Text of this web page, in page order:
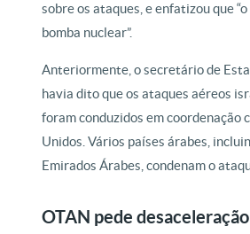
sobre os ataques, e enfatizou que
bomba nuclear”.
Anteriormente, o secretário de
havia dito que os ataques aéreos
foram conduzidos em coordenação
Unidos. Vários países árabes,
Emirados Árabes, condenam o
OTAN pede